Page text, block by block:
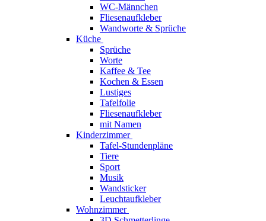
WC-Männchen
Fliesenaufkleber
Wandworte & Sprüche
Küche
Sprüche
Worte
Kaffee & Tee
Kochen & Essen
Lustiges
Tafelfolie
Fliesenaufkleber
mit Namen
Kinderzimmer
Tafel-Stundenpläne
Tiere
Sport
Musik
Wandsticker
Leuchtaufkleber
Wohnzimmer